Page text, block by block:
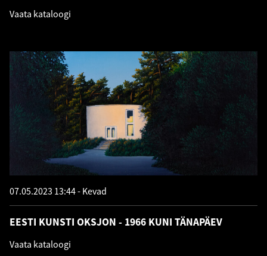
Vaata kataloogi
EESTI KUNSTI OKSJON - 1966 KUNI TÄNAPÄEV
07.05.2023 13:44 Kevad
Vaata kataloogi